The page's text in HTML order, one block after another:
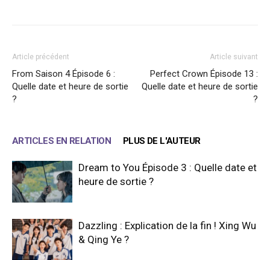
Article précédent
From Saison 4 Épisode 6 :
Quelle date et heure de sortie
?
Article suivant
Perfect Crown Épisode 13 :
Quelle date et heure de sortie
?
ARTICLES EN RELATION PLUS DE L'AUTEUR
Dream to You Épisode 3 : Quelle date et
heure de sortie ?
Dazzling : Explication de la fin ! Xing Wu
& Qing Ye ?